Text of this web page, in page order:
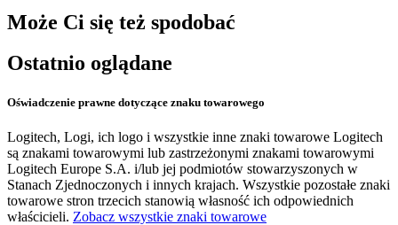
Może Ci się też spodobać
Ostatnio oglądane
Oświadczenie prawne dotyczące znaku towarowego
Logitech, Logi, ich logo i wszystkie inne znaki towarowe Logitech
są znakami towarowymi lub zastrzeżonymi znakami towarowymi
Logitech Europe S.A. i/lub jej podmiotów stowarzyszonych w
Stanach Zjednoczonych i innych krajach. Wszystkie pozostałe znaki
towarowe stron trzecich stanowią własność ich odpowiednich
właścicieli. Zobacz wszystkie znaki towarowe